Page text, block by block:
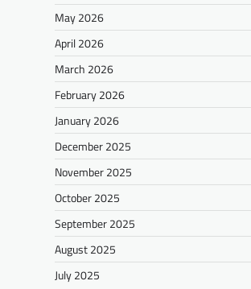
May 2026
April 2026
March 2026
February 2026
January 2026
December 2025
November 2025
October 2025
September 2025
August 2025
July 2025